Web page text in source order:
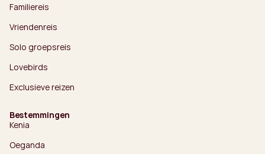
Familiereis
Vriendenreis
Solo groepsreis
Lovebirds
Exclusieve reizen
Bestemmingen
Kenia
Oeganda